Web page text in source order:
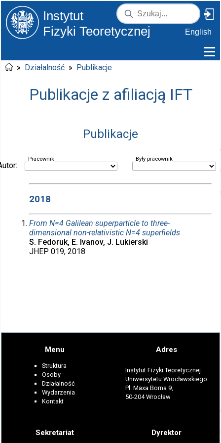
Instytut
Fizyki Teoretycznej
English
» Działalność » Publikacje
Publikacje z afiliacją IFT
Publikacje
Pracownik Były pracownik
2018
From N=4 Galilean superparticle to three-
dimensional non-relativistic N=4 superfields
S. Fedoruk, E. Ivanov, J. Lukierski
JHEP 019, 2018
Menu
Struktura
Osoby
Działalność
Wydarzenia
Kontakt
Adres
Instytut Fizyki Teoretycznej
Uniwersytetu Wrocławskiego
Pl. Maxa Borna 9,
50-204 Wrocław
Sekretariat Dyrektor